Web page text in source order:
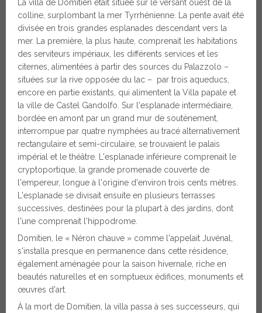
La villa de Domitien était située sur le versant ouest de la
colline, surplombant la mer Tyrrhénienne. La pente avait été
divisée en trois grandes esplanades descendant vers la
mer. La première, la plus haute, comprenait les habitations
des serviteurs impériaux, les différents services et les
citernes, alimentées à partir des sources du Palazzolo –
situées sur la rive opposée du lac – par trois aqueducs,
encore en partie existants, qui alimentent la Villa papale et
la ville de Castel Gandolfo. Sur l'esplanade intermédiaire,
bordée en amont par un grand mur de soutènement,
interrompue par quatre nymphées au tracé alternativement
rectangulaire et semi-circulaire, se trouvaient le palais
impérial et le théâtre. L'esplanade inférieure comprenait le
cryptoportique, la grande promenade couverte de
l'empereur, longue à l'origine d'environ trois cents mètres.
L'esplanade se divisait ensuite en plusieurs terrasses
successives, destinées pour la plupart à des jardins, dont
l'une comprenait l'hippodrome.
Domitien, le « Néron chauve » comme l'appelait Juvénal,
s'installa presque en permanence dans cette résidence,
également aménagée pour la saison hivernale, riche en
beautés naturelles et en somptueux édifices, monuments et
œuvres d'art.
À la mort de Domitien, la villa passa à ses successeurs, qui